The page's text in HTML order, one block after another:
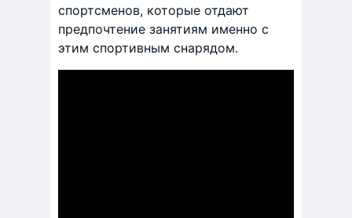
спортсменов, которые отдают
предпочтение занятиям именно с
этим спортивным снарядом.